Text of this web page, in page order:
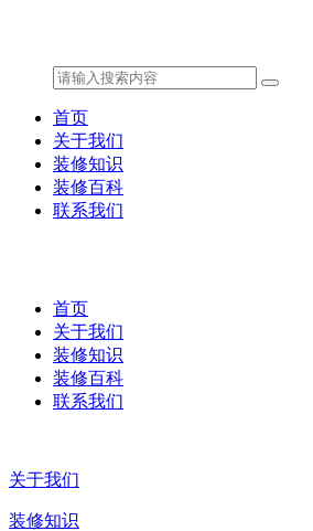
首页
关于我们
装修知识
装修百科
联系我们
首页
关于我们
装修知识
装修百科
联系我们
关于我们
装修知识